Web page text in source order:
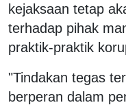
kejaksaan tetap
terhadap pihak
praktik-praktik
"Tindakan tegas
berperan dalam